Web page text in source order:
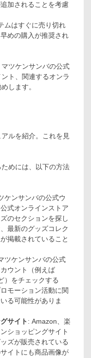
加されることを考慮
ムはすぐに売り切れ
めの購入が推奨され
ツケンサンバの公式
ト、関連するオンラ
します。
ルを紹介。これを見
めには、以下の方法
ケンサンバの公式ウ
式オンラインストア
のセクションを探し
最新のグッズコレク
掲載されていること
ツケンサンバの公式
ウント（例えば
）をチェックする
モーション活動に関
る可能性がありま
サイト : Amazon、楽
ショッピングサイト
ズが販売されている
イトにも商品画像が